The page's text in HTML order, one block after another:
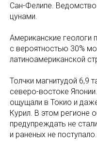
Сан-Фелипе.
цунами.
Американские геологи
с вероятностью 30%
латиноамериканской
Толчки магнитудой 6,9
северо-востоке
ощущали в Токио и
Курил. В этом регионе
предупреждать не
и раненых не поступало.